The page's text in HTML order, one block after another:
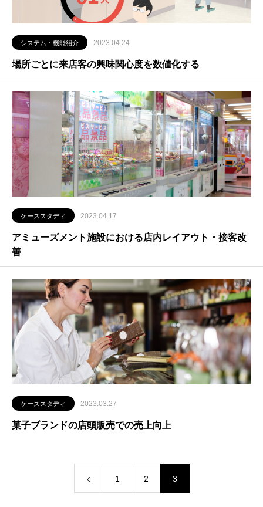
システム・機能紹介 2023.04.24
場所ごとに来店客の興味関心度を数値化する
ケーススタディ 2023.04.17
アミューズメント施設における店内レイアウト・接客改
善
ケーススタディ 2023.03.27
菓子ブランドの店頭販売での売上向上
1 2 3